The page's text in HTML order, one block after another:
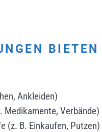
BIETEN
Ankleiden)
Medikamente, Verbände)
(z. B. Einkaufen, Putzen)